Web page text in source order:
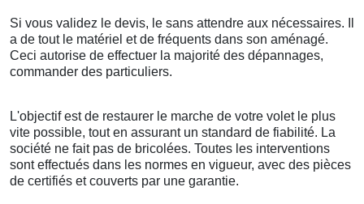
Si vous validez le devis, le sans attendre aux nécessaires. Il
a de tout le matériel et de fréquents dans son aménagé.
Ceci autorise de effectuer la majorité des dépannages,
commander des particuliers.
L'objectif est de restaurer le marche de votre volet le plus
vite possible, tout en assurant un standard de fiabilité. La
société ne fait pas de bricolées. Toutes les interventions
sont effectués dans les normes en vigueur, avec des pièces
de certifiés et couverts par une garantie.